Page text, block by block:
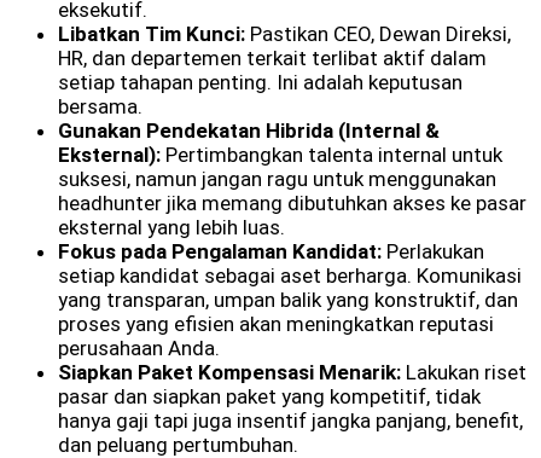
eksekutif.
Libatkan Tim Kunci: Pastikan CEO, Dewan Direksi,
HR, dan departemen terkait terlibat aktif dalam
setiap tahapan penting. Ini adalah keputusan
bersama.
Gunakan Pendekatan Hibrida (Internal &
Eksternal): Pertimbangkan talenta internal untuk
suksesi, namun jangan ragu untuk menggunakan
headhunter jika memang dibutuhkan akses ke pasar
eksternal yang lebih luas.
Fokus pada Pengalaman Kandidat: Perlakukan
setiap kandidat sebagai aset berharga. Komunikasi
yang transparan, umpan balik yang konstruktif, dan
proses yang efisien akan meningkatkan reputasi
perusahaan Anda.
Siapkan Paket Kompensasi Menarik: Lakukan riset
pasar dan siapkan paket yang kompetitif, tidak
hanya gaji tapi juga insentif jangka panjang, benefit,
dan peluang pertumbuhan.